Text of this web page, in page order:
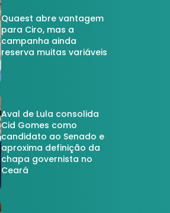
Quaest abre vantagem
para Ciro, mas a
campanha ainda
reserva muitas variáveis
Aval de Lula consolida
Cid Gomes como
candidato ao Senado e
aproxima definição da
chapa governista no
Ceará